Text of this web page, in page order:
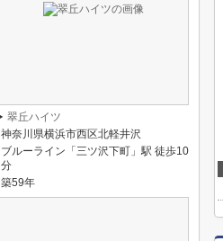
翠丘ハイツ
神奈川県横浜市西区北軽井沢
ブルーライン「三ツ沢下町」駅 徒歩10
分
築59年